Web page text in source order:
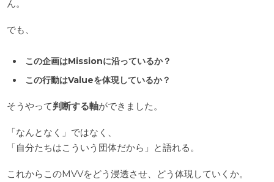
ん。
でも、
この企画はMissionに沿っているか？
この行動はValueを体現しているか？
そうやって判断する軸ができました。
「なんとなく」ではなく、
「自分たちはこういう団体だから」と語れる。
これからこのMVVをどう浸透させ、どう体現していくか。